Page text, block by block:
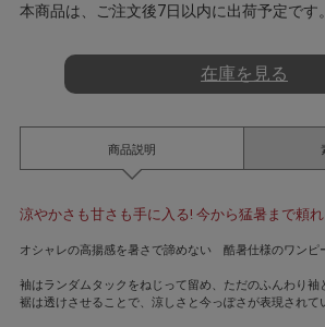
本商品は、ご注文後7日以内に出荷予定です。
在庫を見る
商品説明
涼やかさも甘さも手に入る! 今から猛暑まで頼
オシャレの高揚感を暑さで諦めない 酷暑仕様のワンピ
袖はランダムタックをねじって留め、ただのふんわり袖
裾は透けさせることで、涼しさと今っぽさが表現されて